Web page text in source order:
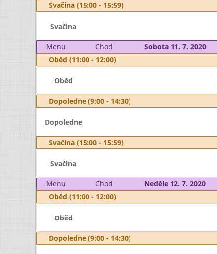
Svačina (15:00 - 15:59)
Svačina
Menu Chod
Sobota 11. 7. 2020
Oběd (11:00 - 12:00)
Oběd
Dopoledne (9:00 - 14:30)
Dopoledne
Svačina (15:00 - 15:59)
Svačina
Menu Chod
Neděle 12. 7. 2020
Oběd (11:00 - 12:00)
Oběd
Dopoledne (9:00 - 14:30)